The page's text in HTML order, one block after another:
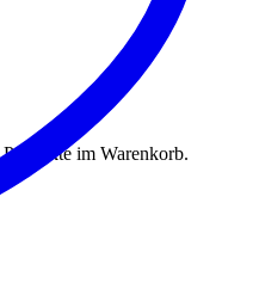
im Warenkorb.